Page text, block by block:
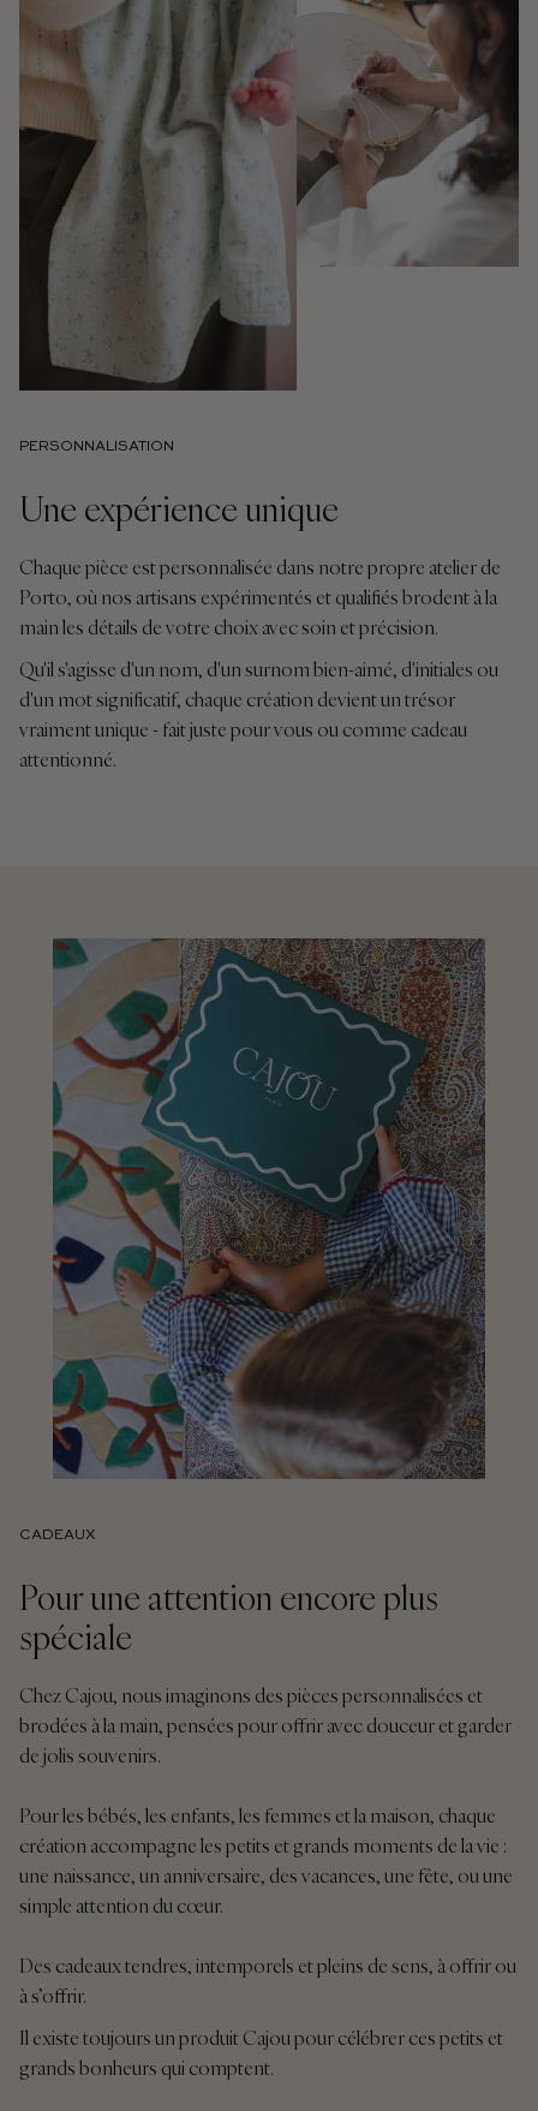
PERSONNALISATION
Une expérience unique
Chaque pièce est personnalisée dans notre propre atelier de
Porto, où nos artisans expérimentés et qualifiés brodent à la
main les détails de votre choix avec soin et précision.
Qu'il s'agisse d'un nom, d'un surnom bien-aimé, d'initiales ou
d'un mot significatif, chaque création devient un trésor
vraiment unique - fait juste pour vous ou comme cadeau
attentionné.
CADEAUX
Pour une attention encore plus
spéciale
Chez Cajou, nous imaginons des pièces personnalisées et
brodées à la main, pensées pour offrir avec douceur et garder
de jolis souvenirs.
Pour les bébés, les enfants, les femmes et la maison, chaque
création accompagne les petits et grands moments de la vie :
une naissance, un anniversaire, des vacances, une fête, ou une
simple attention du cœur.
Des cadeaux tendres, intemporels et pleins de sens, à offrir ou
à s’offrir.
Il existe toujours un produit Cajou pour célébrer ces petits et
grands bonheurs qui comptent.